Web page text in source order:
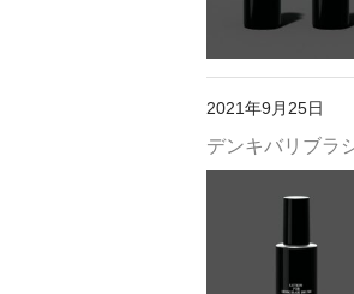
2021年9月25日
デンキバリブラ